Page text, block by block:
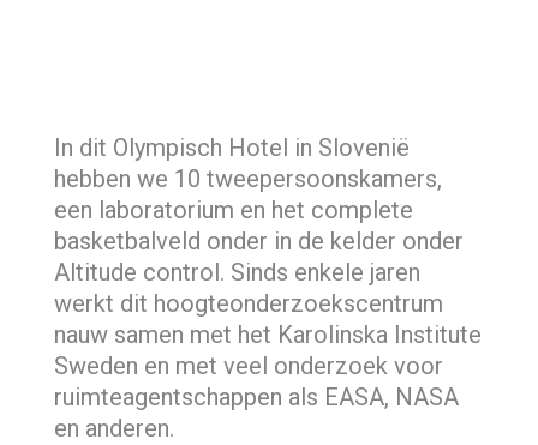
In dit Olympisch Hotel in Slovenië
hebben we 10 tweepersoonskamers,
een laboratorium en het complete
basketbalveld onder in de kelder onder
Altitude control. Sinds enkele jaren
werkt dit hoogteonderzoekscentrum
nauw samen met het Karolinska Institute
Sweden en met veel onderzoek voor
ruimteagentschappen als EASA, NASA
en anderen.